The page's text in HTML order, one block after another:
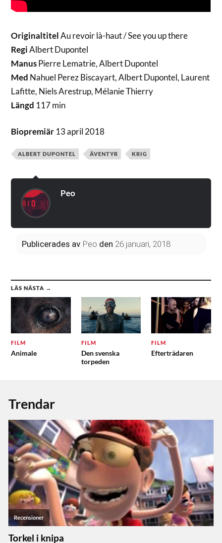
OriginaltitelAu revoir là-haut / See you up there
RegiAlbert Dupontel
ManusPierre Lematrie, Albert Dupontel
Med Nahuel Perez Biscayart, Albert Dupontel, Laurent
Lafitte, Niels Arestrup, Mélanie Thierry
Längd 117 min
Biopremiär 13 april 2018
ALBERT DUPONTEL ÄVENTYR KRIG
Peo
Publicerades av Peo den 26 januari, 2018
LÄS NÄSTA →
FILM
Animale
FILM
Den svenska
torpeden
FILM
Efterträdaren
Trendar